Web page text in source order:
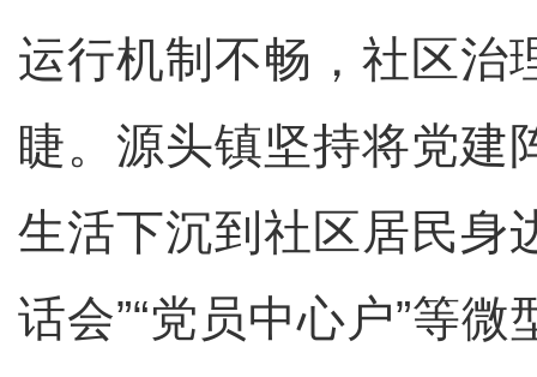
运行机制不畅，社区治
睫。源头镇坚持将党建
生活下沉到社区居民身
话会”“党员中心户”等